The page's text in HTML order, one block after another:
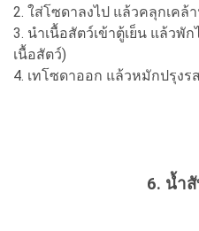
2. ใส่โซดาลงไป แล้วคลุกเคล้
3. นำเนื้อสัตว์เข้าตู้เย็น แล้วพั
เนื้อสัตว์)
4. เทโซดาออก แล้วหมักปรุงร
6. น้ำ